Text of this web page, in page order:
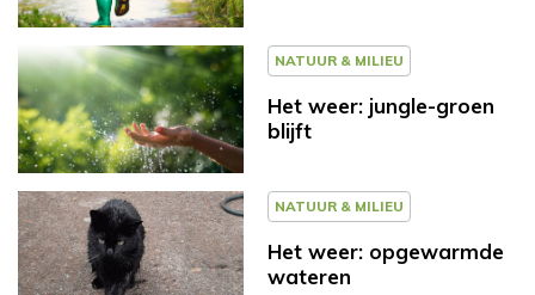
NATUUR & MILIEU
Het weer: jungle-groen
blijft
NATUUR & MILIEU
Het weer: opgewarmde
wateren